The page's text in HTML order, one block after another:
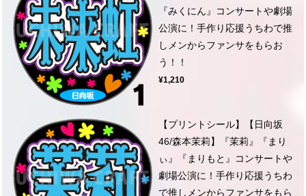
『みくにん』コンサートや劇場
公演に！手作り応援うちわで推
しメンからファンサをもらお
う！！
¥1,210
【プリントシール】【日向坂
46/森本茉莉】『茉莉』『まり
ぃ』『まりもと』コンサートや
劇場公演に！手作り応援うちわ
で推しメンからファンサをもら